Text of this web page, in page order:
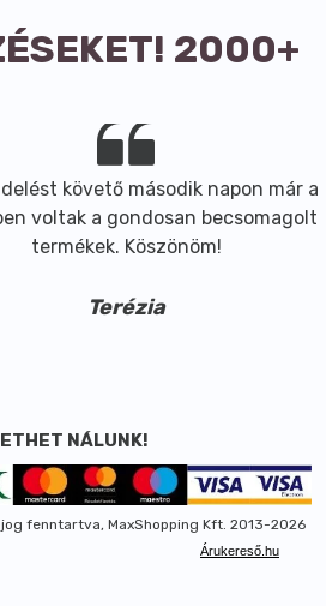
2000+
követő második napon már a
voltak a gondosan becsomagolt
termékek. Köszönöm!
Terézia
NÁLUNK!
fenntartva, MaxShopping Kft. 2013-2026
Árukereső.hu